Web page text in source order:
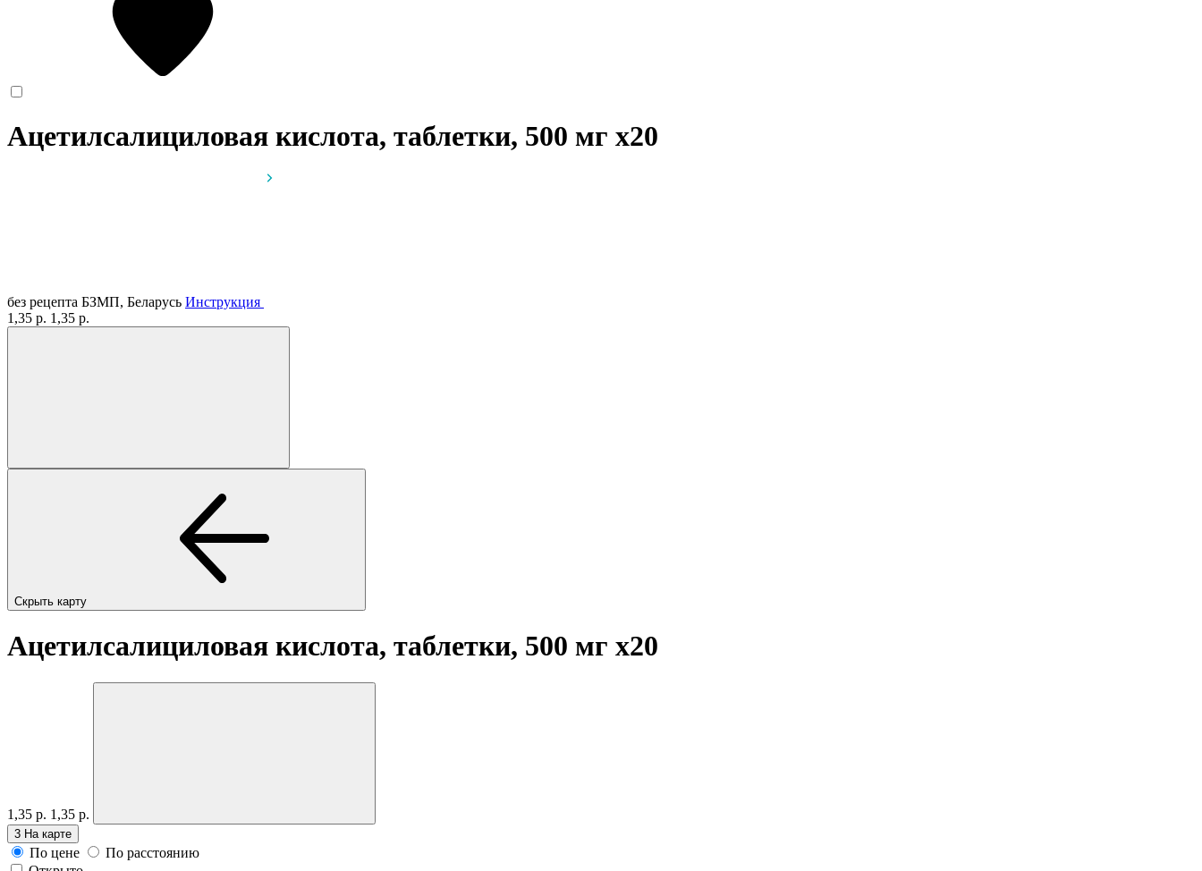
Ацетилсалициловая кислота, таблетки, 500 мг x20
без рецепта БЗМП, Беларусь Инструкция
1,35 р. 1,35 р.
Скрыть карту
Ацетилсалициловая кислота, таблетки, 500 мг x20
1,35 р. 1,35 р.
3 На карте
По цене
По расстоянию